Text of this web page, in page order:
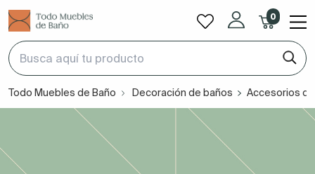
0
Todo Muebles de Baño Decoración de baños Accesorios